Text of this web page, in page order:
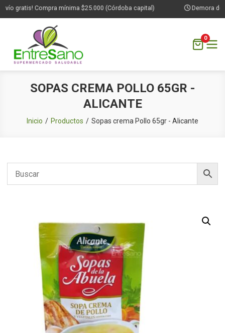
gratis! Compra mínima $25.000 (Córdoba capital) Demora de
0
SOPAS CREMA POLLO 65GR -
ALICANTE
Inicio Productos Sopas crema Pollo 65gr - Alicante